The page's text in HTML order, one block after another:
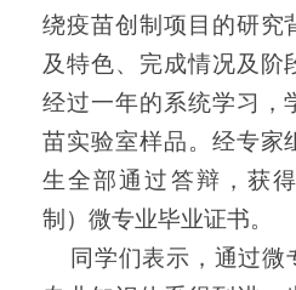
绕疫苗创制项目的研究
及特色、完成情况及阶
经过一年的系统学习，
苗实验室样品。经专家
生全部通过答辩，获
制）微专业毕业证书。
同学们表示，通过微